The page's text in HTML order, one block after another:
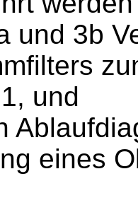
und 3b
und
eines